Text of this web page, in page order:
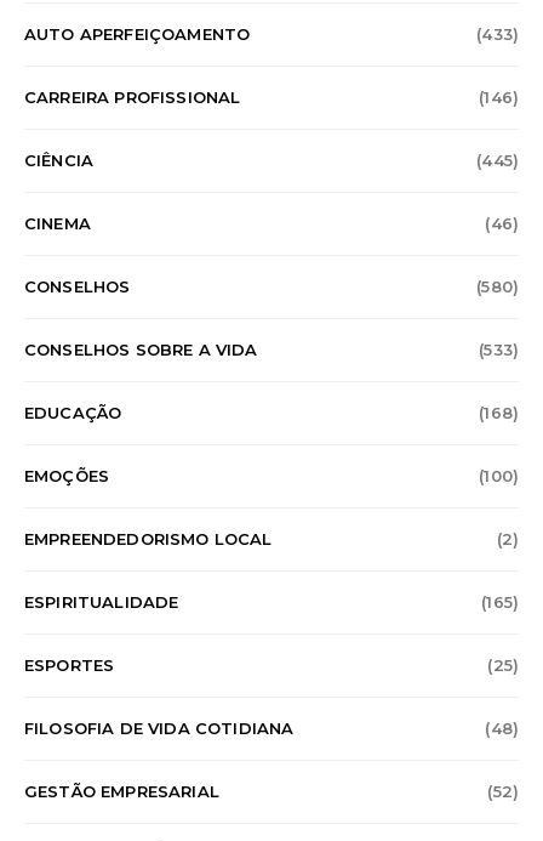
AUTO APERFEIÇOAMENTO (433)
CARREIRA PROFISSIONAL (146)
CIÊNCIA (445)
CINEMA (46)
CONSELHOS (580)
CONSELHOS SOBRE A VIDA (533)
EDUCAÇÃO (168)
EMOÇÕES (100)
EMPREENDEDORISMO LOCAL (2)
ESPIRITUALIDADE (165)
ESPORTES (25)
FILOSOFIA DE VIDA COTIDIANA (48)
GESTÃO EMPRESARIAL (52)